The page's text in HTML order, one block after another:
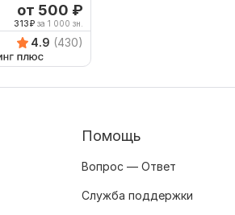
от 500 ₽
313₽ за 1 000 зн.
4.9 (430)
Помощь
Вопрос — Ответ
Служба поддержки